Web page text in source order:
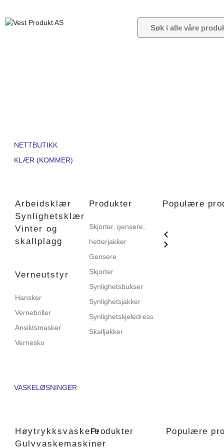
NETTBUTIKK
KLÆR (KOMMER)
Arbeidsklær
Synlighetsklær
Vinter og
skallplagg
Verneutstyr
Hansker
Vernebriller
Ansiktsmasker
Vernesko
Produkter
Skjorter, gensere,
hetterjakker
Gensere
Skjorter
Synlighetsbukser
Synlighetsjakker
Synlighetskjeledress
Skalljakker
Populære
VASKELØSNINGER
Høytrykksvaskere
Gulvvaskemaskiner
Produkter Populære